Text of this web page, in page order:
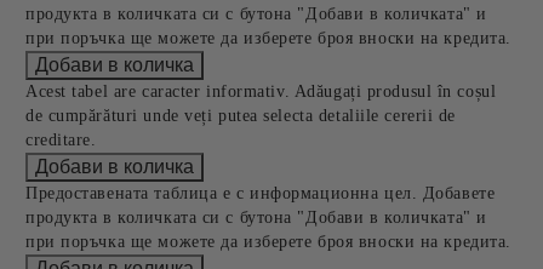
продукта в количката си с бутона "Добави в количката" и
при поръчка ще можете да изберете броя вноски на кредита.
Acest tabel are caracter informativ. Adăugați produsul în coșul
de cumpărături unde veți putea selecta detaliile cererii de
creditare.
Предоставената таблица е с информационна цел. Добавете
продукта в количката си с бутона "Добави в количката" и
при поръчка ще можете да изберете броя вноски на кредита.